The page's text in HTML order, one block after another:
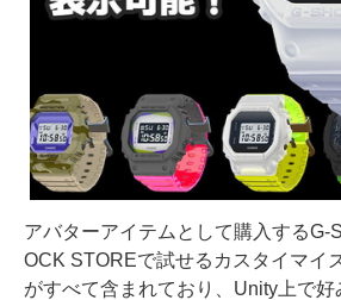
アバターアイテムとして購入するG-
OCK STOREで試せるカスタイマイ
がすべて含まれており、Unity上で